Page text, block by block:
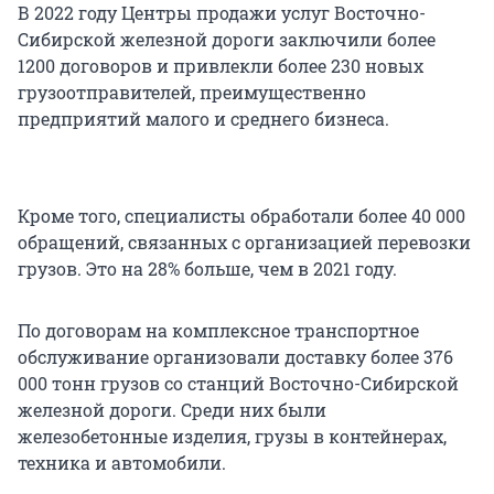
В 2022 году Центры продажи услуг Восточно-
Сибирской железной дороги заключили более
1200 договоров и привлекли более 230 новых
грузоотправителей, преимущественно
предприятий малого и среднего бизнеса.
Кроме того, специалисты обработали более 40 000
обращений, связанных с организацией перевозки
грузов. Это на 28% больше, чем в 2021 году.
По договорам на комплексное транспортное
обслуживание организовали доставку более 376
000 тонн грузов со станций Восточно-Сибирской
железной дороги. Среди них были
железобетонные изделия, грузы в контейнерах,
техника и автомобили.